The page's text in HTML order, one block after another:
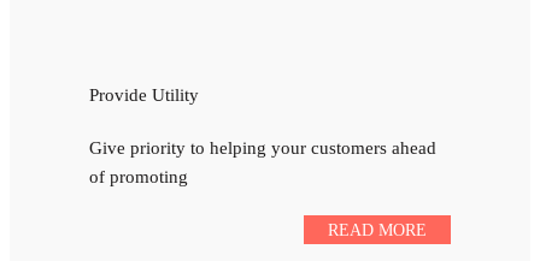
Provide Utility
Give priority to helping your customers ahead
of promoting
READ MORE